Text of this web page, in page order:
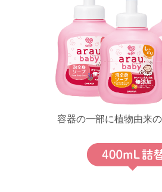
容器の一部に植物由来